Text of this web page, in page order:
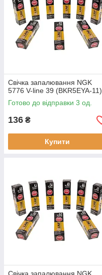
Свічка запалювання NGK
5776 V-line 39 (BKR5EYA-11)
Готово до відправки 3 од.
136 ₴
Купити